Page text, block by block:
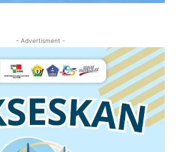
- Advertisment -